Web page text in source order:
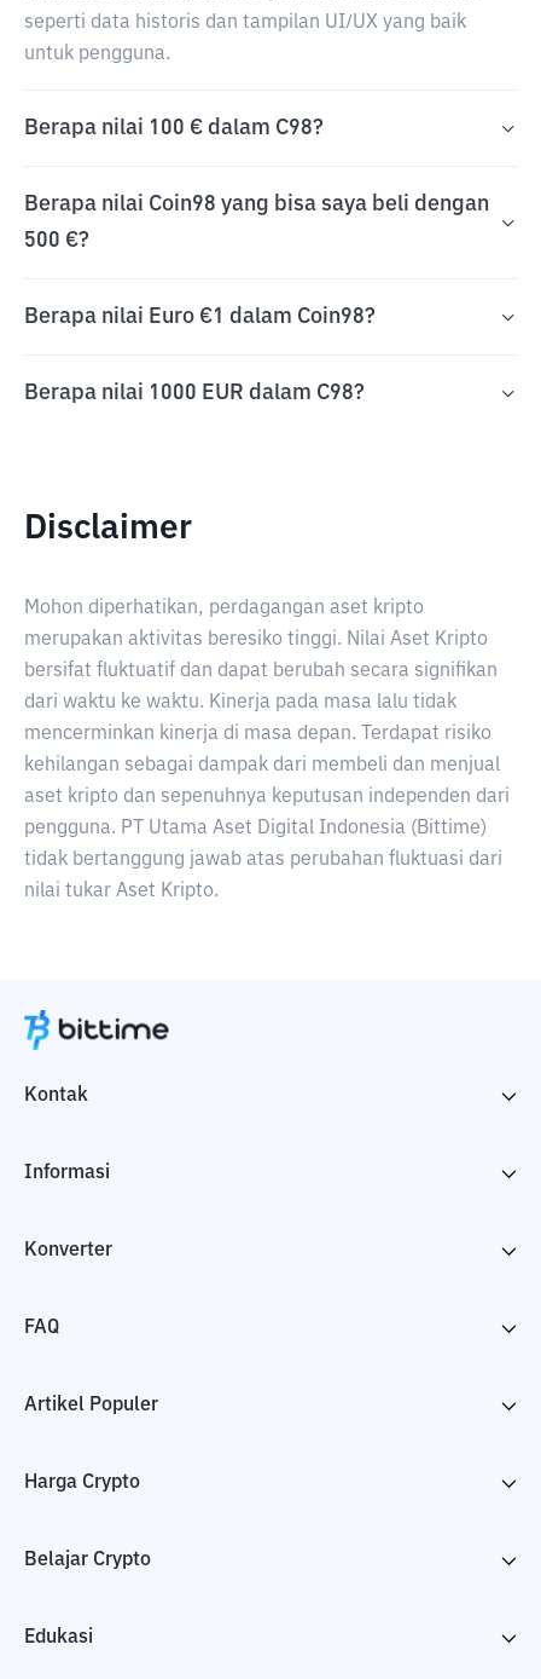
seperti data historis dan tampilan UI/UX yang baik
untuk pengguna.
Berapa nilai 100 € dalam C98?
Berapa nilai Coin98 yang bisa saya beli dengan
500 €?
Berapa nilai Euro €1 dalam Coin98?
Berapa nilai 1000 EUR dalam C98?
Disclaimer
Mohon diperhatikan, perdagangan aset kripto
merupakan aktivitas beresiko tinggi. Nilai Aset Kripto
bersifat fluktuatif dan dapat berubah secara signifikan
dari waktu ke waktu. Kinerja pada masa lalu tidak
mencerminkan kinerja di masa depan. Terdapat risiko
kehilangan sebagai dampak dari membeli dan menjual
aset kripto dan sepenuhnya keputusan independen dari
pengguna. PT Utama Aset Digital Indonesia (Bittime)
tidak bertanggung jawab atas perubahan fluktuasi dari
nilai tukar Aset Kripto.
Kontak
Informasi
Konverter
FAQ
Artikel Populer
Harga Crypto
Belajar Crypto
Edukasi